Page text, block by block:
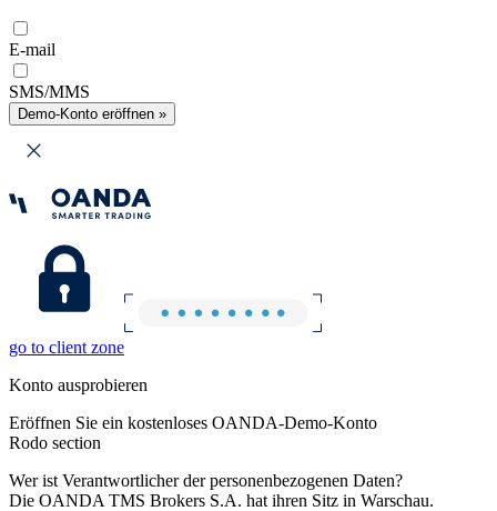
E-mail
SMS/MMS
Demo-Konto eröffnen »
go to client zone
Konto ausprobieren
Eröffnen Sie ein kostenloses OANDA-Demo-Konto
Rodo section
Wer ist Verantwortlicher der personenbezogenen Daten?
Die OANDA TMS Brokers S.A. hat ihren Sitz in Warschau.